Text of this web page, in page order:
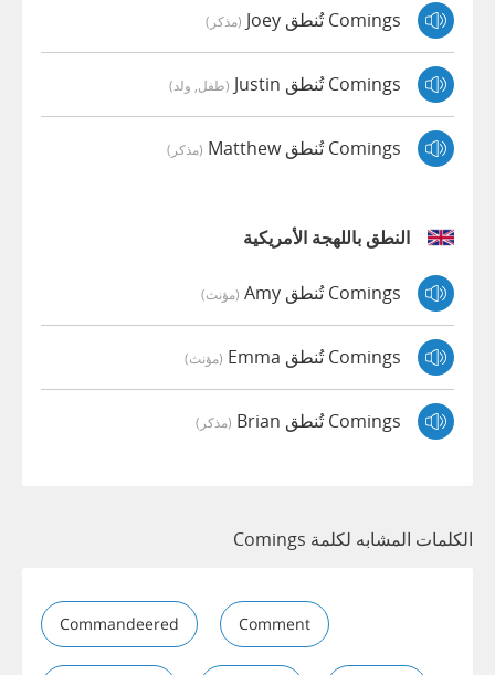
Comings تُنطق Joey (مذكر)
Comings تُنطق Justin (طفل, ولد)
Comings تُنطق Matthew (مذكر)
النطق باللهجة الأمريكية
Comings تُنطق Amy (مؤنث)
Comings تُنطق Emma (مؤنث)
Comings تُنطق Brian (مذكر)
الكلمات المشابه لكلمة Comings
Commandeered Comment